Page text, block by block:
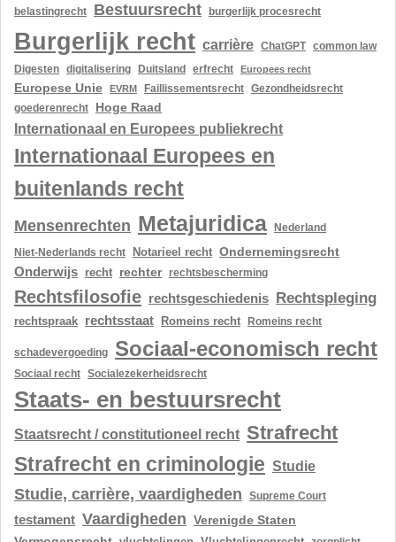
belastingrecht Bestuursrecht burgerlijk procesrecht
Burgerlijk recht carrière ChatGPT common law
Digesten
digitalisering Duitsland erfrecht Europees recht
Europese Unie EVRM Faillissementsrecht
Gezondheidsrecht
goederenrecht
Hoge Raad
Internationaal en Europees publiekrecht
Internationaal Europees en
buitenlands recht
Mensenrechten Metajuridica
Nederland
Niet-Nederlands recht
Notarieel recht Ondernemingsrecht
Onderwijs recht rechter rechtsbescherming
Rechtsfilosofie rechtsgeschiedenis Rechtspleging
rechtspraak rechtsstaat Romeins recht Romeins recht
schadevergoeding Sociaal-economisch recht
Sociaal recht Socialezekerheidsrecht
Staats- en bestuursrecht
Staatsrecht / constitutioneel recht Strafrecht
Strafrecht en criminologie Studie
Studie, carrière, vaardigheden Supreme Court
testament Vaardigheden Verenigde Staten